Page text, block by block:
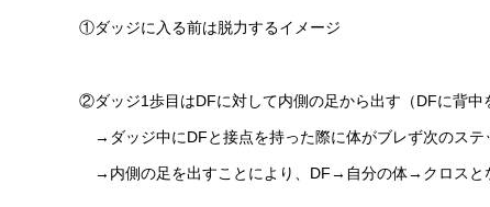
①ダッジに入る前は脱力するイメージ
②ダッジ1歩目はDFに対して内側の足から出す（DFに背中
→ダッジ中にDFと接点を持った際に体がブレず次のステ
→内側の足を出すことにより、DF→自分の体→クロスと